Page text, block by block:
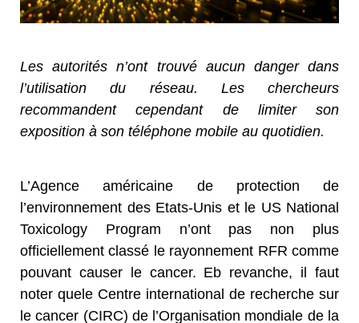
Les autorités n’ont trouvé aucun danger dans
l’utilisation du réseau. Les chercheurs
recommandent cependant de limiter son
exposition à son téléphone mobile au quotidien.
L’Agence américaine de protection de
l’environnement des Etats-Unis et le US National
Toxicology Program n’ont pas non plus
officiellement classé le rayonnement RFR comme
pouvant causer le cancer. Eb revanche, il faut
noter quele Centre international de recherche sur
le cancer (CIRC) de l’Organisation mondiale de la